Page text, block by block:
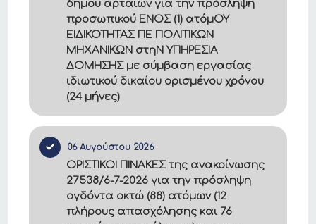
δημου αρταιων για την πρόσληψη
προσωπικού ΕΝΟΣ (1) ατόμΟΥ
ΕΙΔΙΚΟΤΗΤΑΣ ΠΕ ΠΟΛΙΤΙΚΩΝ
ΜΗΧΑΝΙΚΩΝ στηΝ ΥΠΗΡΕΣΙΑ
ΔΟΜΗΣΗΣ με σύμβαση εργασίας
ιδιωτικού δικαίου ορισμένου χρόνου
(24 μήνες)
06 Αυγούστου 2026
ΟΡΙΣΤΙΚΟΙ ΠΙΝΑΚΕΣ της ανακοίνωσης
27538/6-7-2026 για την πρόσληψη
ογδόντα οκτώ (88) ατόμων (12
πλήρους απασχόλησης και 76